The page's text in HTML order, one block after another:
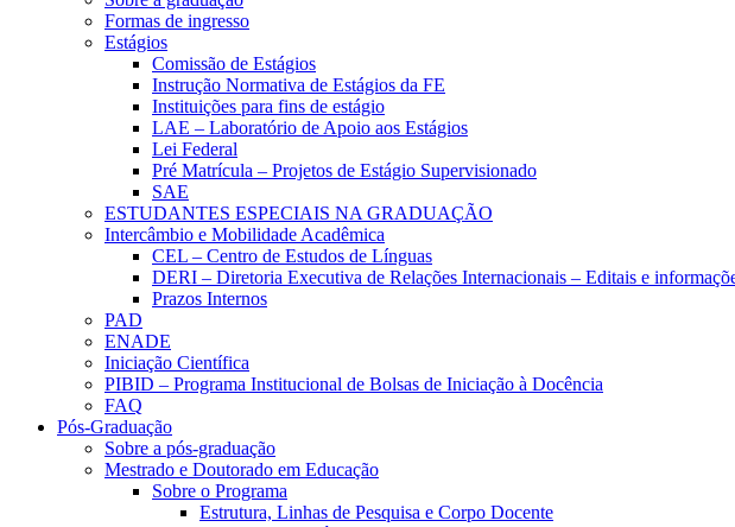
Formas de ingresso
Estágios
Comissão de Estágios
Instrução Normativa de Estágios da FE
Instituições para fins de estágio
LAE – Laboratório de Apoio aos Estágios
Lei Federal
Pré Matrícula – Projetos de Estágio Supervisionado
SAE
ESTUDANTES ESPECIAIS NA GRADUAÇÃO
Intercâmbio e Mobilidade Acadêmica
CEL – Centro de Estudos de Línguas
DERI – Diretoria Executiva de Relações Internacionais – Editais e
Prazos Internos
PAD
ENADE
Iniciação Científica
PIBID – Programa Institucional de Bolsas de Iniciação à Docência
FAQ
Pós-Graduação
Sobre a pós-graduação
Mestrado e Doutorado em Educação
Sobre o Programa
Estrutura, Linhas de Pesquisa e Corpo Docente